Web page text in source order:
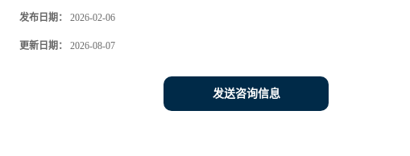
发布日期： 2026-02-06
更新日期： 2026-08-07
发送咨询信息